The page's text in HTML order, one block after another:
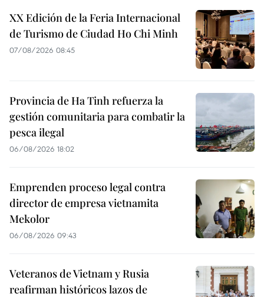
XX Edición de la Feria Internacional
de Turismo de Ciudad Ho Chi Minh
07/08/2026 08:45
Provincia de Ha Tinh refuerza la
gestión comunitaria para combatir la
pesca ilegal
06/08/2026 18:02
Emprenden proceso legal contra
director de empresa vietnamita
Mekolor
06/08/2026 09:43
Veteranos de Vietnam y Rusia
reafirman históricos lazos de